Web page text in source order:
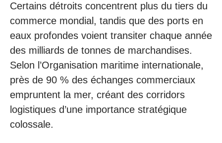
Certains détroits concentrent plus du tiers du
commerce mondial, tandis que des ports en
eaux profondes voient transiter chaque année
des milliards de tonnes de marchandises.
Selon l’Organisation maritime internationale,
près de 90 % des échanges commerciaux
empruntent la mer, créant des corridors
logistiques d’une importance stratégique
colossale.